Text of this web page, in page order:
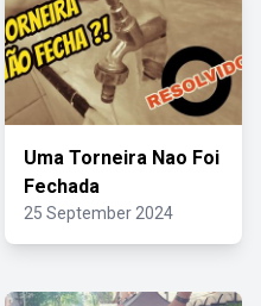
Uma Torneira Nao Foi
Fechada
25 September 2024